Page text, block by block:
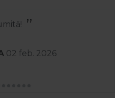
02 feb. 2026